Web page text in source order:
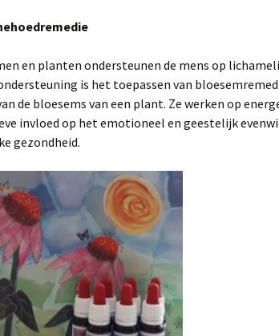
en planten ondersteunen de mens op
is het toepassen van
de bloesems van een plant. Ze werken op
invloed op het emotioneel en geestelijk
gezondheid.